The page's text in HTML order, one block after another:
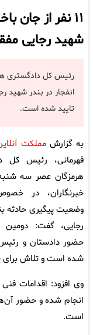
۱۱ نفر از جان
شهید رجایی
انفجار در بندر شهید
تایید شده است.
به گزارشمملکت
قهرمانی، رئیس کل
هرمزگان عصر سه
خبرنگاران، در
وضعیت پیگیری حادثه
رجایی، گفت: دومین
حضور دادستان و رئیس
شده است و تلاش برای یافتن ۱۱ مفقود حادثه
انجام شده و حضور
است.